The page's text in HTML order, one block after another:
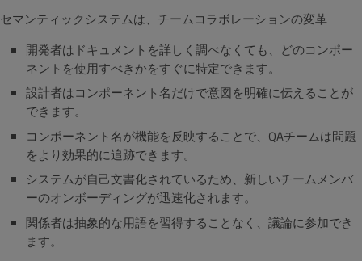
セマンティックシステムは、チームコラボレーションの変革
開発者はドキュメントを詳しく調べなくても、どのコンポー
ネントを使用すべきかをすぐに特定できます。
設計者はコンポーネント名だけで意図を明確に伝えることが
できます。
コンポーネント名が機能を反映することで、QAチームは問題
をより効果的に追跡できます。
システムが自己文書化されているため、新しいチームメンバ
ーのオンボーディングが迅速化されます。
関係者は抽象的な用語を習得することなく、議論に参加でき
ます。